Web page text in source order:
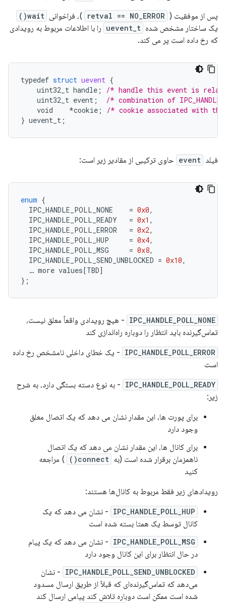
پس از موفقیت ( retval == NO_ERROR )، فراخوانی wait()
یک ساختار مشخص شده uevent_t را با اطلاعات مربوط به رویدادی
که رخ داده است پر می کند.
typedef struct uevent {
uint32_t handle ;
/* handle this event is
uint32_t event ;
/* combination of
void
*cookie ;
/* cookie associated with
} uevent_t ;
فیلد event حاوی ترکیبی از مقادیر زیر است:
enum {
IPC_HANDLE_POLL_NONE
= 0x0,
IPC_HANDLE_POLL_READY
= 0x1 ,
IPC_HANDLE_POLL_ERROR
= 0x2,
IPC_HANDLE_POLL_HUP
= 0x4,
IPC_HANDLE_POLL_MSG
= 0x8,
IPC_HANDLE_POLL_SEND_UNBLOCKED = 0x10,
… more values[TBD]
};
IPC_HANDLE_POLL_NONE - هیچ رویدادی واقعاً معلق نیست،
تماس‌گیرنده باید انتظار را دوباره راه‌اندازی کند
IPC_HANDLE_POLL_ERROR - یک خطای داخلی نامشخص رخ داده
است
IPC_HANDLE_POLL_READY - به نوع دسته بستگی دارد، به شرح
زیر:
برای پورت ها، این مقدار نشان می دهد که یک اتصال معلق
وجود دارد
برای کانال ها، این مقدار نشان می دهد که یک اتصال
ناهمزمان برقرار شده است (به connect()
) مراجعه
کنید
رویدادهای زیر فقط مربوط به کانال‌ها هستند:
IPC_HANDLE_POLL_HUP - نشان می دهد که یک
کانال توسط یک همتا بسته شده است
IPC_HANDLE_POLL_MSG - نشان می دهد که یک پیام
در حال انتظار برای این کانال وجود دارد
IPC_HANDLE_POLL_SEND_UNBLOCKED - نشان
می‌دهد که تماس‌گیرنده‌ای که قبلاً از طریق ارسال مسدود
شده است ممکن است دوباره تلاش کند پیامی ارسال کند